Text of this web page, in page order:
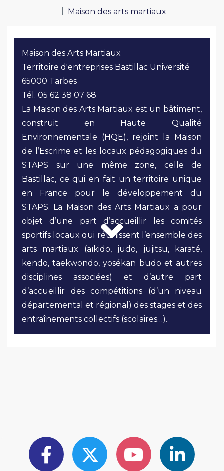
Maison des arts martiaux
Maison des Arts Martiaux
Territoire d'entreprises Bastillac Université
65000 Tarbes
Tél. 05 62 38 07 68
La Maison des Arts Martiaux est un bâtiment,
construit en Haute Qualité
Environnementale (HQE), rejoint la Maison
de l’Escrime et les locaux pédagogiques du
STAPS sur une même zone, celle de
Bastillac, ce qui en fait un territoire unique
en France pour le développement du
STAPS. La Maison des Arts Martiaux a pour
objet d’une part d’accueillir les comités
sportifs locaux qui réunissent l’ensemble des
arts martiaux (aïkido, judo, jujitsu, karaté,
kendo, taekwondo, yosékan budo et autres
disciplines associées) et d’autre part
d’accueillir des compétitions (d’un niveau
départemental et régional) des stages et des
entraînements collectifs (scolaires…).